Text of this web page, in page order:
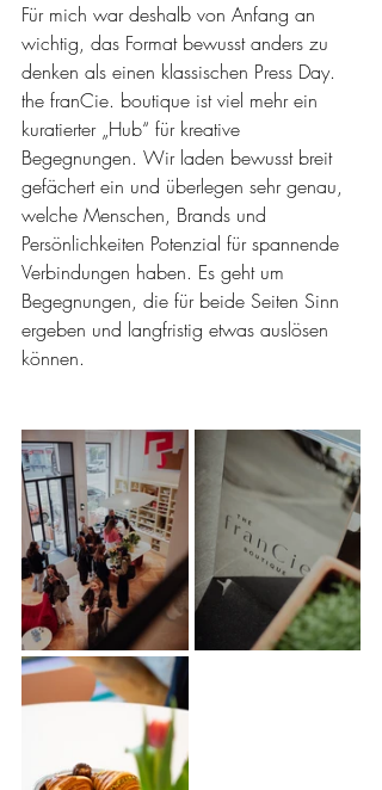
Für mich war deshalb von Anfang an
wichtig, das Format bewusst anders zu
denken als einen klassischen Press Day.
the franCie. boutique ist viel mehr ein
kuratierter „Hub“ für kreative
Begegnungen. Wir laden bewusst breit
gefächert ein und überlegen sehr genau,
welche Menschen, Brands und
Persönlichkeiten Potenzial für spannende
Verbindungen haben. Es geht um
Begegnungen, die für beide Seiten Sinn
ergeben und langfristig etwas auslösen
können.